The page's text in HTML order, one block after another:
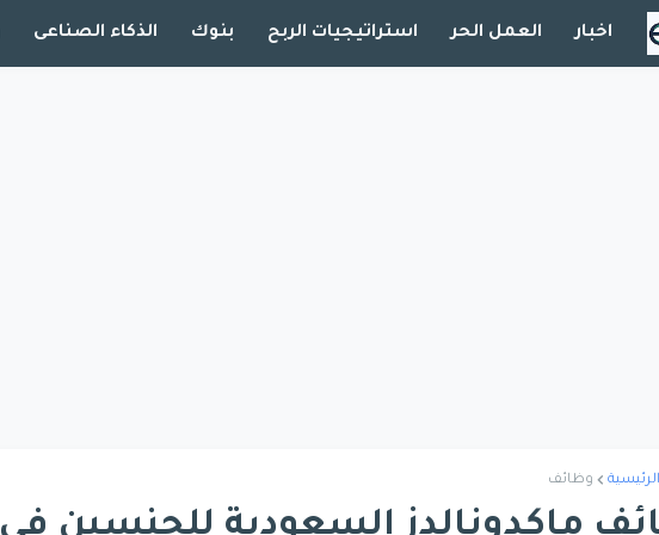
اخبار العمل الحر استراتيجيات الربح بنوك الذكاء الصناعى
وظائف